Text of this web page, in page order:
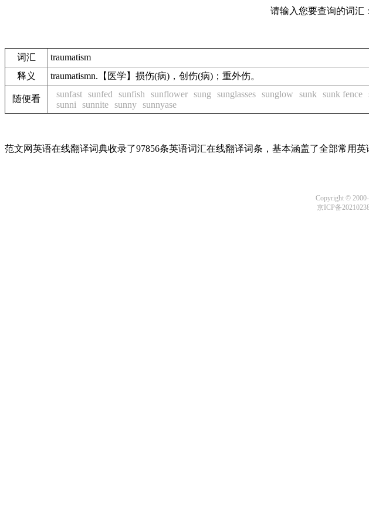
请输入您要查询的词汇：
词汇
traumatism
释义
traumatismn.【医学】损伤(病)，创伤(病)；重外伤。
随便看 sunfast sunfed sunfish sunflower sung sunglasses sunglow sunk sunk fence
sunni
sunnite sunny sunnyase
范文网英语在线翻译词典收录了97856条英语词汇在线翻译词条，基本涵盖了全部常用
Copyright ©
京ICP备